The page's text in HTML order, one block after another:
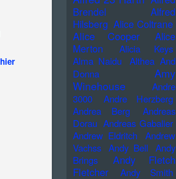
hier
Brendel
Alfred
Hilsberg Alice Coltrane
Alice Cooper
Alice
Merton
Alicia Keys
Alma Naidu
Althea And
Donna
Amy
Winehouse
Andre
3000
Andre Herzberg
Andrea Berg
Andreas
Dorau Andreas Gabalier
Andrew Eldritch
Andrew
Vachss Andy Bell
Andy
Brings
Andy Fletch
Fletcher
Andy Smith